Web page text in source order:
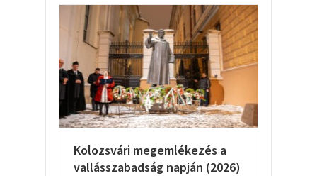
Kolozsvári megemlékezés a
vallásszabadság napján (2026)